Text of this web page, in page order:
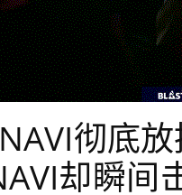
彻底
却瞬间